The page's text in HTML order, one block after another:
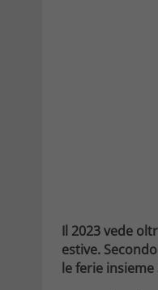
Il 2023 vede
estive.
le ferie